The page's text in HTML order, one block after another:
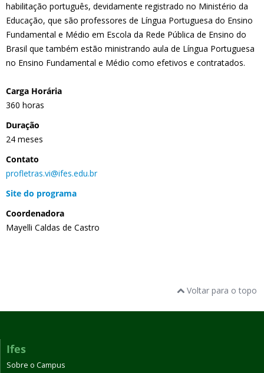
habilitação português, devidamente registrado no Ministério da
Educação, que são professores de Língua Portuguesa do Ensino
Fundamental e Médio em Escola da Rede Pública de Ensino do
Brasil que também estão ministrando aula de Língua Portuguesa
no Ensino Fundamental e Médio como efetivos e contratados.
Carga Horária
360 horas
Duração
24 meses
Contato
profletras.vi@ifes.edu.br
Site do programa
Coordenadora
Mayelli Caldas de Castro
Voltar para o topo
Ifes
Sobre o Campus